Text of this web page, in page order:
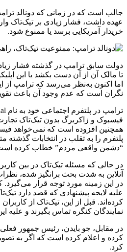
جالب است که در زمانی که دونالد
عهده داشت، فشار زیادی بر تیک‌تاک
خریدار آمریکایی برسد یا ممنوع شود.
دولت سابق ترامپ در گذشته فشار
تا مالک آن از آن دست بکشد یا این
اما اکنون به‌نظر می‌رسد که ترامپ از
نگران است که عدم وجود آن باعث
فیسبوک و زاکربرگ بدون تیک‌تاک
همچنین افزوده است که نمی‌خواهد
پلتفرم را به تقلب در انتخابات گذشته
“دشمن واقعی مردم” خطاب کرده
در حالی که مسئله تیک‌تاک در بین
آنلاین به شدت بحث برانگیز شده،
در این زمینه مورد توجه قرار می‌گیرد.
علیه لایحه پیشنهادی که قصد دارد
کرده‌اند. قبل از این، تیک‌تاک از
نمایندگان کنگره تماس بگیرند و علیه
در مقابل، جو بایدن، رئیس جمهور فعلی
کرده و اعلام کرده است که اگر به
کرد.